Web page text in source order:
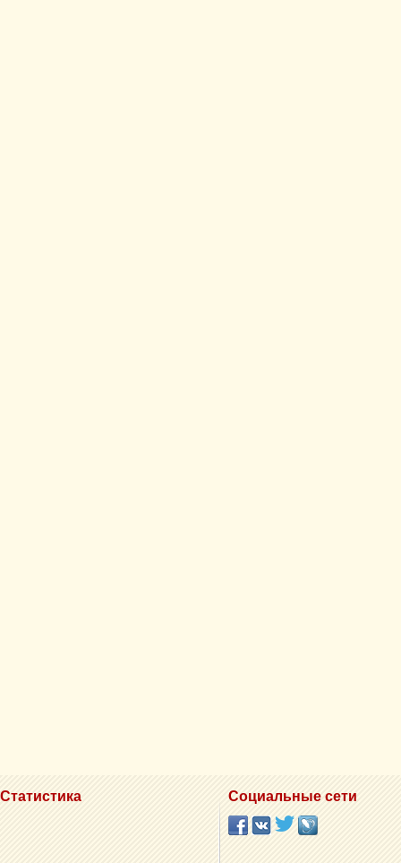
Статистика Социальные сети